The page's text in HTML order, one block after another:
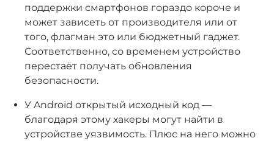
поддержки смартфонов гораздо короче и
может зависеть от производителя или от
того, флагман это или бюджетный гаджет.
Соответственно, со временем устройство
перестаёт получать обновления
безопасности.
У Android открытый исходный код —
благодаря этому хакеры могут найти в
устройстве уязвимость. Плюс на него можно